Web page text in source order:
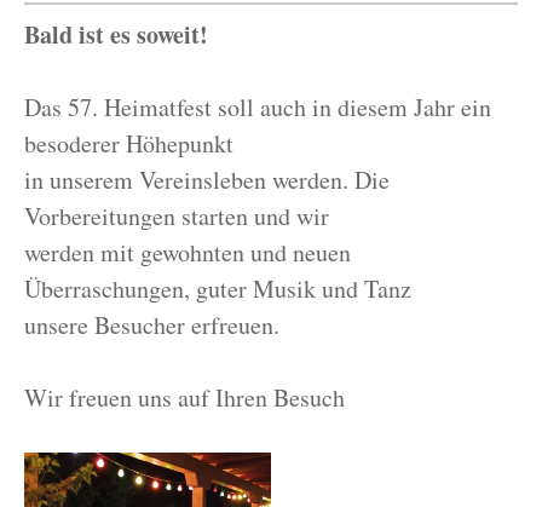
Bald ist es soweit!
Das 57. Heimatfest soll auch in diesem Jahr ein
besoderer Höhepunkt
in unserem Vereinsleben werden. Die
Vorbereitungen starten und wir
werden mit gewohnten und neuen
Überraschungen, guter Musik und Tanz
unsere Besucher erfreuen.
Wir freuen uns auf Ihren Besuch